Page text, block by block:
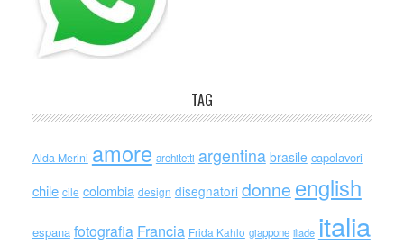
TAG
Alda Merini amore architetti argentina brasile capolavori
chile cile colombia design disegnatori donne english
espana fotografia Francia Frida Kahlo giappone iliade italia